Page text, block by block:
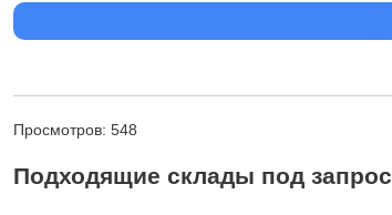
Просмотров: 548
Подходящие склады под запрос